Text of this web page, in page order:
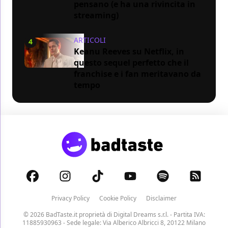
4 ARTICOLI
Keanu Reeves su Netflix, in
questo sequel perfetto che il
Privacy Policy Cookie Policy
Disclaimer
© 2026 BadTaste.it proprietà di Digital Dreams s.r.l.- Partita IVA:
11885930963 - Sede legale: Via Alberico Albricci 8, 20122 Milano